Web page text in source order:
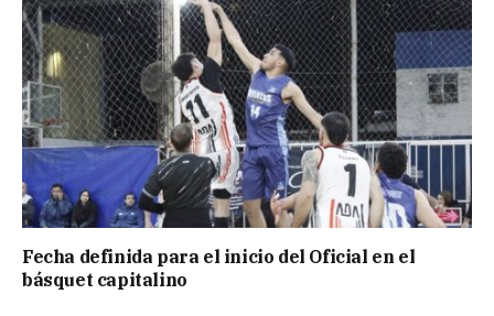
Fecha definida para el inicio del Oficial en el
básquet capitalino